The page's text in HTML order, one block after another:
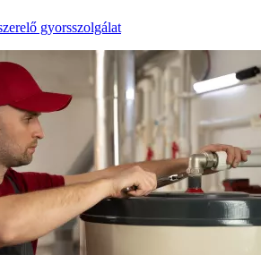
gyorsszolgálat